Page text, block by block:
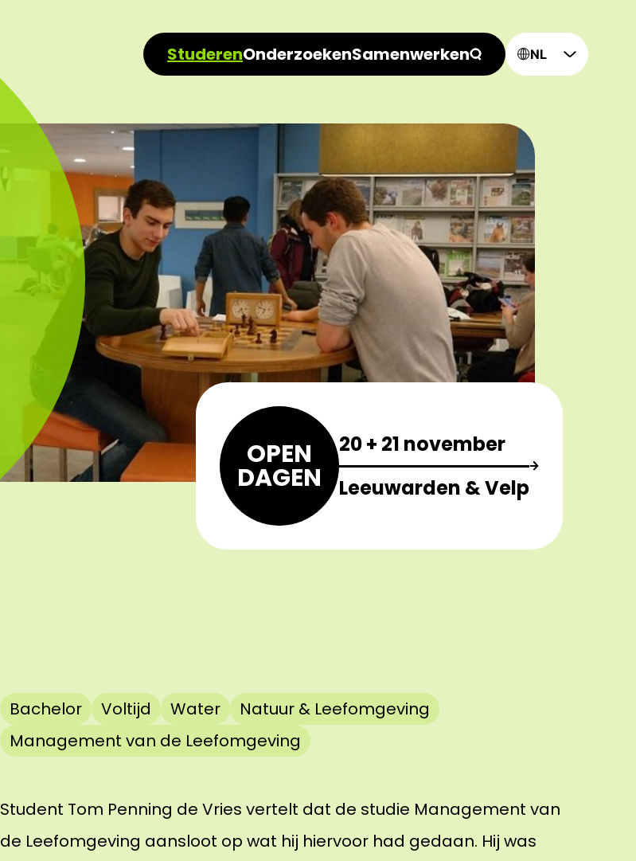
StuderenOnderzoekenSamenwerken NL
OPEN
DAGEN
20 + 21 november
Leeuwarden & Velp
Bachelor Voltijd Water
Natuur & Leefomgeving
Management van de Leefomgeving
Student Tom Penning de Vries vertelt dat de studie Management van
de Leefomgeving aansloot op wat hij hiervoor had gedaan. Hij was